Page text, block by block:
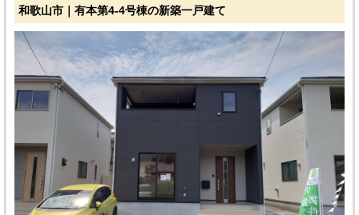
和歌山市｜有本第4-4号棟の新築一戸建て